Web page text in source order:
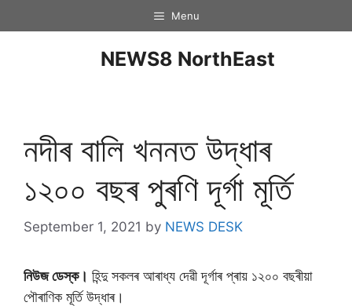
Menu
NEWS8 NorthEast
নদীৰ বালি খননত উদ্ধাৰ
১২০০ বছৰ পুৰণি দূৰ্গা মূৰ্তি
September 1, 2021 by NEWS DESK
নিউজ ডেস্ক। হিন্দু সকলৰ আৰাধ্য দেৱী দূৰ্গাৰ প্ৰায় ১২০০ বছৰীয়া
পৌৰাণিক মূৰ্তি উদ্ধাৰ।